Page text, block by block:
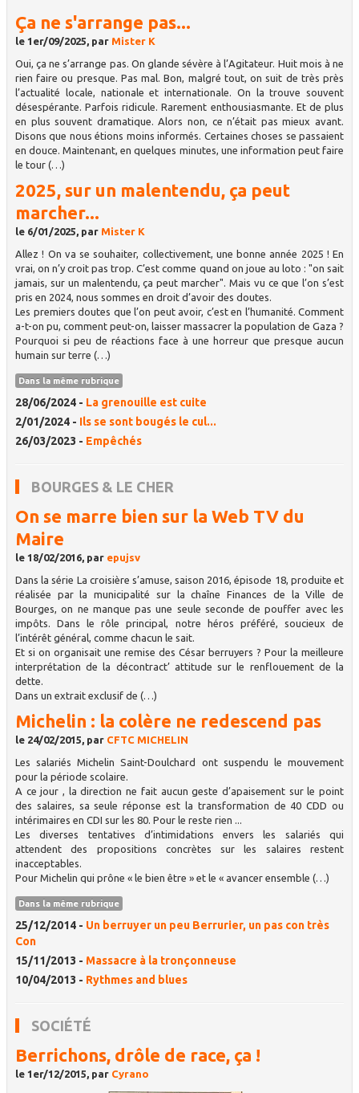
Ça ne s'arrange pas...
le 1er/09/2025, par Mister K
Oui, ça ne s’arrange pas. On glande sévère à l’Agitateur. Huit mois à ne
rien faire ou presque. Pas mal. Bon, malgré tout, on suit de très près
l’actualité locale, nationale et internationale. On la trouve souvent
désespérante. Parfois ridicule. Rarement enthousiasmante. Et de plus
en plus souvent dramatique. Alors non, ce n’était pas mieux avant.
Disons que nous étions moins informés. Certaines choses se passaient
en douce. Maintenant, en quelques minutes, une information peut faire
le tour (…)
2025, sur un malentendu, ça peut
marcher...
le 6/01/2025, par Mister K
Allez ! On va se souhaiter, collectivement, une bonne année 2025 ! En
vrai, on n’y croit pas trop. C’est comme quand on joue au loto : "on sait
jamais, sur un malentendu, ça peut marcher". Mais vu ce que l’on s’est
pris en 2024, nous sommes en droit d’avoir des doutes.
Les premiers doutes que l’on peut avoir, c’est en l’humanité. Comment
a-t-on pu, comment peut-on, laisser massacrer la population de Gaza ?
Pourquoi si peu de réactions face à une horreur que presque aucun
humain sur terre (…)
Dans la même rubrique
28/06/2024 - La grenouille est cuite
2/01/2024 - Ils se sont bougés le cul...
26/03/2023 - Empêchés
BOURGES & LE CHER
On se marre bien sur la Web TV du
Maire
le 18/02/2016, par epujsv
Dans la série La croisière s’amuse, saison 2016, épisode 18, produite et
réalisée par la municipalité sur la chaîne Finances de la Ville de
Bourges, on ne manque pas une seule seconde de pouffer avec les
impôts. Dans le rôle principal, notre héros préféré, soucieux de
l’intérêt général, comme chacun le sait.
Et si on organisait une remise des César berruyers ? Pour la meilleure
interprétation de la décontract’ attitude sur le renflouement de la
dette.
Dans un extrait exclusif de (…)
Michelin : la colère ne redescend pas
le 24/02/2015, par CFTC MICHELIN
Les salariés Michelin Saint-Doulchard ont suspendu le mouvement
pour la période scolaire.
A ce jour , la direction ne fait aucun geste d’apaisement sur le point
des salaires, sa seule réponse est la transformation de 40 CDD ou
intérimaires en CDI sur les 80. Pour le reste rien ...
Les diverses tentatives d’intimidations envers les salariés qui
attendent des propositions concrètes sur les salaires restent
inacceptables.
Pour Michelin qui prône « le bien être » et le « avancer ensemble (…)
Dans la même rubrique
25/12/2014 - Un berruyer un peu Berrurier, un pas con très
Con
15/11/2013 - Massacre à la tronçonneuse
10/04/2013 - Rythmes and blues
SOCIÉTÉ
Berrichons, drôle de race, ça !
le 1er/12/2015, par Cyrano